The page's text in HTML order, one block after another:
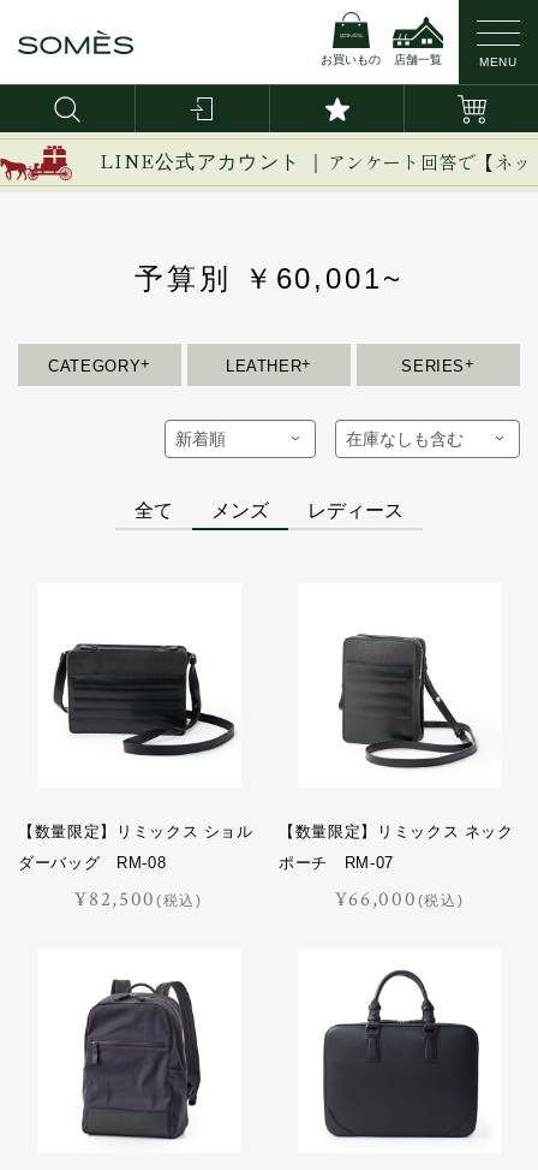
お買いもの 店舗一覧 MENU
LINE公式アカウント ｜ アンケート回答で【ネ
予算別 ￥60,001~
CATEGORY LEATHER SERIES
全て メンズ レディース
【数量限定】リミックス ショル
ダーバッグ RM-08
¥82,500(税込)
【数量限定】リミックス ネック
ポーチ RM-07
¥66,000 (税込)
新作
財布
インテリア
馬具
おすすめギフト
価格見直しました
ポイント交換品
ブライドルレザー
カーフレザー
イージー
イノベーション
ウーブン
エリテ
エリン
オフィサー
キーフォブ
サドラリー
ジェラード
ジャンヌ
スクエア
スフレ
セクション
ドレッサージュ
トロット
ニネット
バケット
パスチャー